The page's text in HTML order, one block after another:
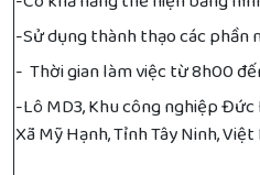
-Sử dụng thành thạo các phần
- Thời gian làm việc từ 8h00
-Lô MD3, Khu công nghiệp Đức
Xã Mỹ Hạnh, Tỉnh Tây Ninh,